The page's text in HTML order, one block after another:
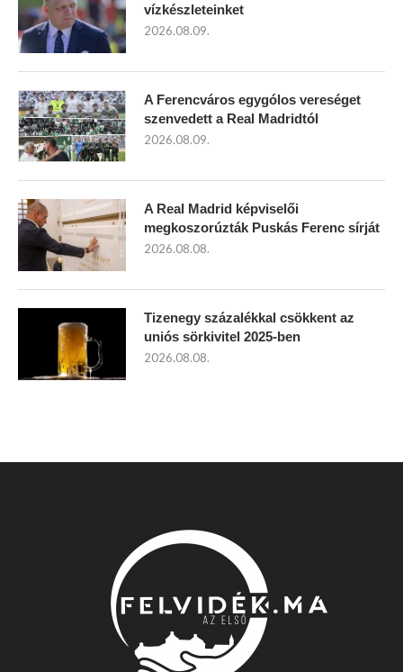
vízkészleteinket
2026.08.09.
A Ferencváros egygólos vereséget
szenvedett a Real Madridtól
2026.08.09.
A Real Madrid képviselői
megkoszorúzták Puskás Ferenc sírját
2026.08.08.
Tizenegy százalékkal csökkent az
uniós sörkivitel 2025-ben
2026.08.08.